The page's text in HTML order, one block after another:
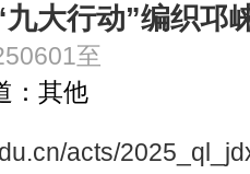
九大行动”编织邛
至
：其他
acts/